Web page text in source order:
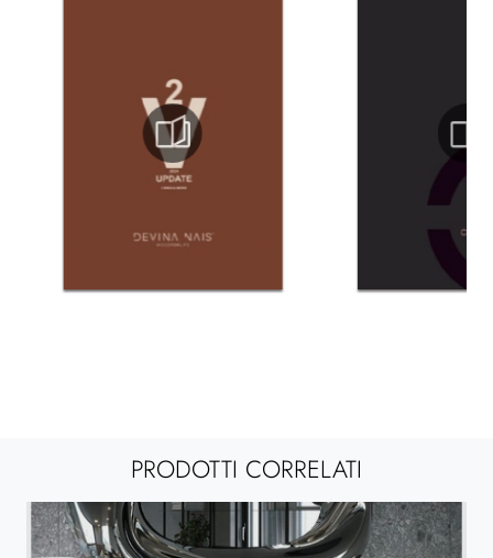
PRODOTTI CORRELATI